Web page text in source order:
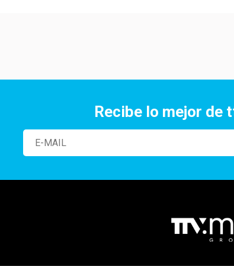
Recibe lo mejor de